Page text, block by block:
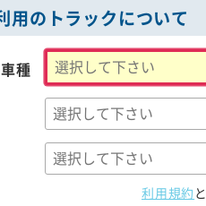
用のトラックについて
車種
利用規約 と